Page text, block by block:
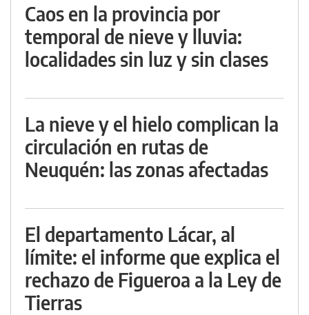
Caos en la provincia por
temporal de nieve y lluvia:
localidades sin luz y sin clases
La nieve y el hielo complican la
circulación en rutas de
Neuquén: las zonas afectadas
El departamento Lácar, al
límite: el informe que explica el
rechazo de Figueroa a la Ley de
Tierras